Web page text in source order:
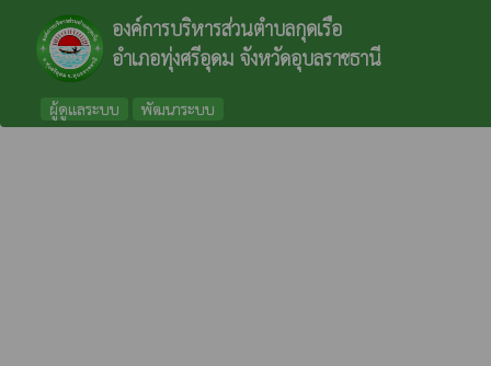
องค์การบริหารส่วนตำบลกุดเรือ
อำเภอทุ่งศรีอุดม จังหวัดอุบลราชธานี
ผู้ดูแลระบบ พัฒนาระบบ